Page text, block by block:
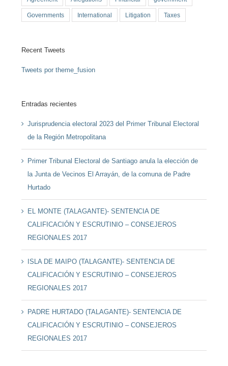
Governments International Litigation Taxes
Recent Tweets
Tweets por theme_fusion
Entradas recientes
Jurisprudencia electoral 2023 del Primer Tribunal Electoral
de la Región Metropolitana
Primer Tribunal Electoral de Santiago anula la elección de
la Junta de Vecinos El Arrayán, de la comuna de Padre
Hurtado
EL MONTE (TALAGANTE)- SENTENCIA DE
CALIFICACIÓN Y ESCRUTINIO – CONSEJEROS
REGIONALES 2017
ISLA DE MAIPO (TALAGANTE)- SENTENCIA DE
CALIFICACIÓN Y ESCRUTINIO – CONSEJEROS
REGIONALES 2017
PADRE HURTADO (TALAGANTE)- SENTENCIA DE
CALIFICACIÓN Y ESCRUTINIO – CONSEJEROS
REGIONALES 2017